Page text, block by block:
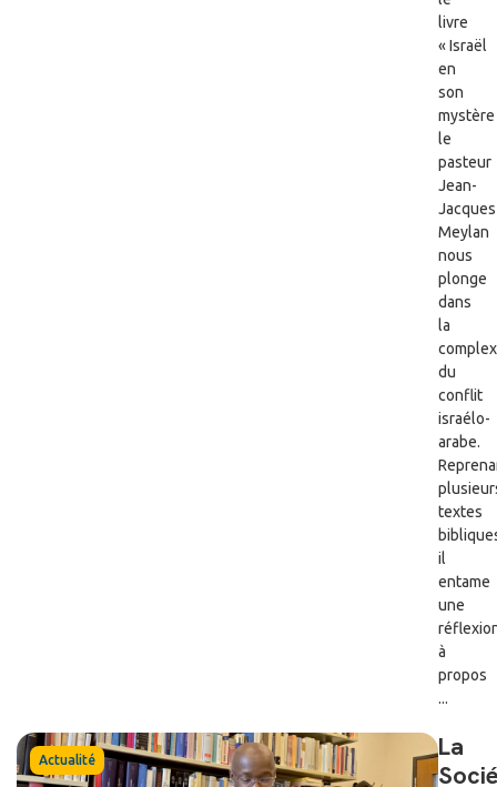
livre
« Israël
en
son
mystère
le
pasteur
Jean-
Jacques
Meylan
nous
plonge
dans
la
du
conflit
israélo-
arabe.
textes
il
entame
une
à
propos
...
Actualité
La